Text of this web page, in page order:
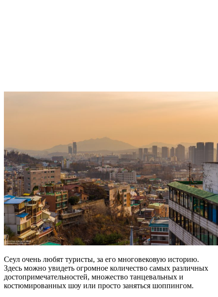
Сеул очень любят туристы, за его многовековую историю.
Здесь можно увидеть огромное количество самых различных
достопримечательностей, множество танцевальных и
костюмированных шоу или просто заняться шоппингом.